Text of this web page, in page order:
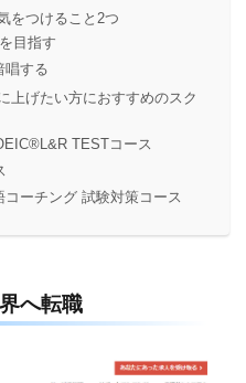
をつけること2つ
目指す
唱する
上げたい方におすすめのスク
TESTコース
ーチング 試験対策コース
へ転職